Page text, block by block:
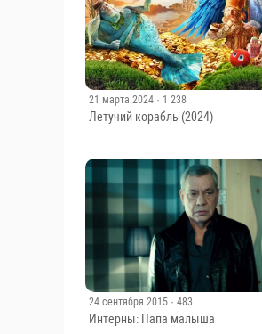
21 марта 2024 · 1 238
Летучий корабль (2024)
24 сентября 2015 · 483
Интерны: Папа малыша